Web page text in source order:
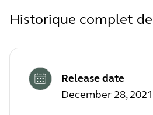
Historique complet
Release date
December 28, 2021